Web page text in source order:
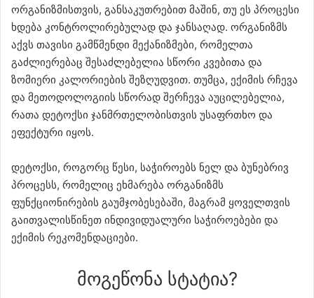
ორგანიზმისთვის, განსაკუთრებით მაშინ, თუ ეს პროცესი
ხდება კონტროლირებულად და ჯანსაღად. ორგანიზმს
აქვს თავისი გამწმენდი მექანიზმები, რომელთა
გაძლიერებაც შესაძლებელია სწორი კვებითა და
ზომიერი კალორიების შეზღუდვით. თუმცა, ექიმის რჩევა
და მეთოდოლოგიის სწორად შერჩევა აუცილებელია,
რათა დეტოქსი ჯანმრთელობისთვის უსაფრთხო და
ეფექტური იყოს.
დეტოქსი, როგორც წესი, საჭიროებს ნელ და ბუნებრივ
პროცესს, რომელიც ეხმარება ორგანიზმს
ფუნქციონირების გაუმჯობესებაში, მაგრამ ყოველთვის
გაითვალისწინეთ ინდივიდუალური საჭიროებები და
ექიმის რეკომენდაციები.
მოგეწონა სტატია?